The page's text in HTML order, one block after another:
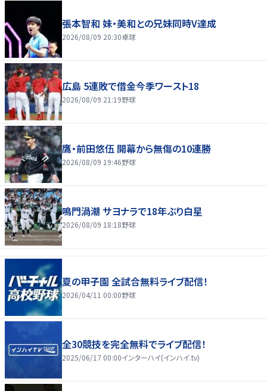
張本智和 妹・美和との兄妹同時V達成
2026/08/09 20:30卓球
広島 5連敗で借金今季ワースト18
2026/08/09 21:19野球
鷹・前田悠伍 開幕から無傷の10連勝
2026/08/09 19:46野球
鳴門渦潮 サヨナラで18年ぶり白星
2026/08/09 18:18野球
夏の甲子園 全試合無料ライブ配信！
2026/04/11 00:00野球
全30競技を完全無料でライブ配信！
2025/06/17 00:00インターハイ(インハイ.tv)